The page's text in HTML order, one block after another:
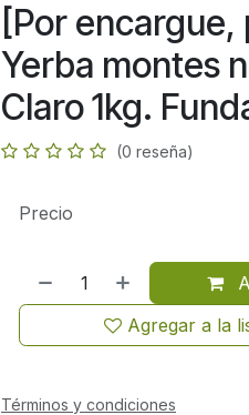
[Por encargue,
Yerba montes
Claro 1kg.
(0 reseña)
Agregar a la
Precio
Términos y condiciones